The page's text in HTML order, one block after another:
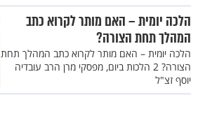
הלכה יומית – האם מותר לקרוא כתב
המהלך תחת הצורה?
הלכה יומית – האם מותר לקרוא כתב המהלך תחת
הצורה? 2 הלכות ביום, מפסקי מרן הרב עובדיה
יוסף זצ"ל